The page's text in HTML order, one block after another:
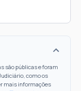
são públicas e foram
como os
mais informações